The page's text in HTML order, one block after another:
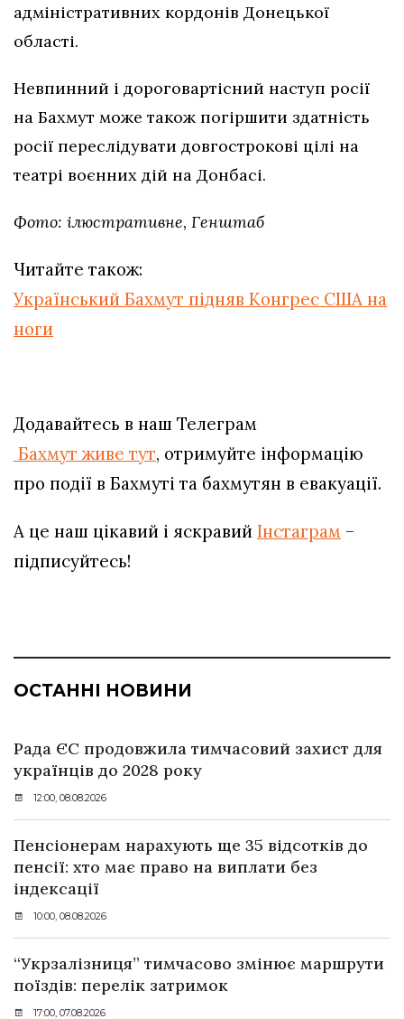
адміністративних кордонів Донецької
області.
Невпинний і дороговартісний наступ росії
на Бахмут може також погіршити здатність
росії переслідувати довгострокові цілі на
театрі воєнних дій на Донбасі.
Фото: ілюстративне, Генштаб
Читайте також:
Український Бахмут підняв Конгрес США на
ноги
Додавайтесь в наш Телеграм
Бахмут живе тут, отримуйте інформацію
про події в Бахмуті та бахмутян в евакуації.
А це наш цікавий і яскравий Інстаграм –
підписуйтесь!
ОСТАННІ НОВИНИ
Рада ЄС продовжила тимчасовий захист для
українців до 2028 року
12:00, 08.08.2026
Пенсіонерам нарахують ще 35 відсотків до
пенсії: хто має право на виплати без
індексації
10:00, 08.08.2026
“Укрзалізниця” тимчасово змінює маршрути
поїздів: перелік затримок
17:00, 07.08.2026